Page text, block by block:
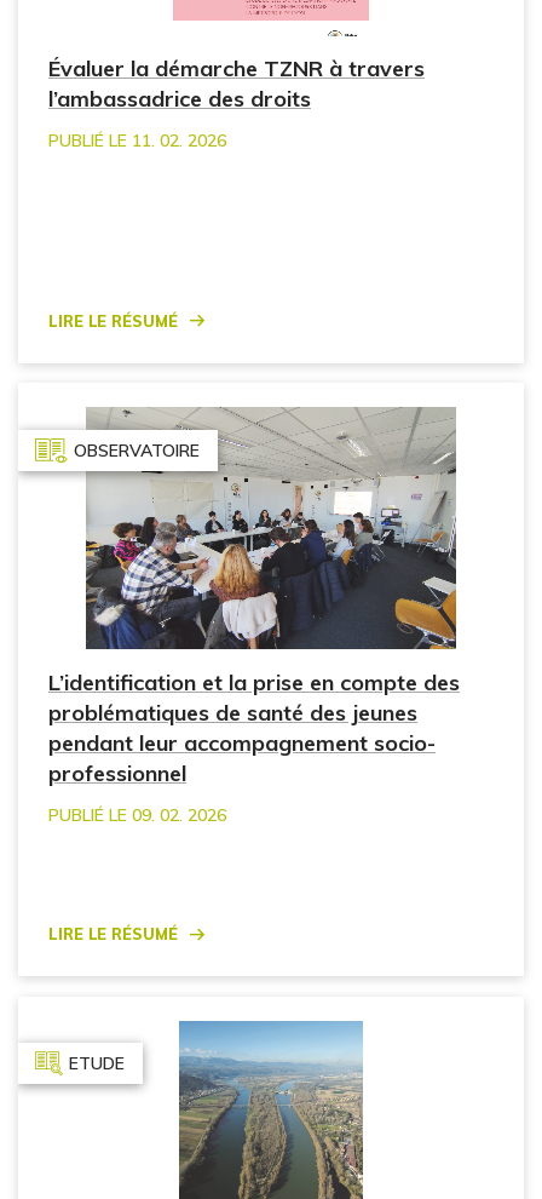
Évaluer la démarche TZNR à travers
l’ambassadrice des droits
PUBLIÉ LE 11. 02. 2026
Lire le résumé
OBSERVATOIRE
L’identification et la prise en compte des
problématiques de santé des jeunes
pendant leur accompagnement socio-
professionnel
PUBLIÉ LE 09. 02. 2026
Lire le résumé
ETUDE